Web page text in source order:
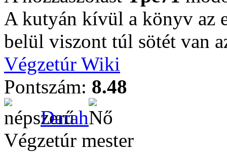
A kutyán kívül a könyv az
belül viszont túl sötét van
Végzetúr Wiki
Pontszám: 8.48
Darah
Végzetúr mester